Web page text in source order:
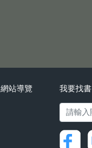
網站導覽 我要找書